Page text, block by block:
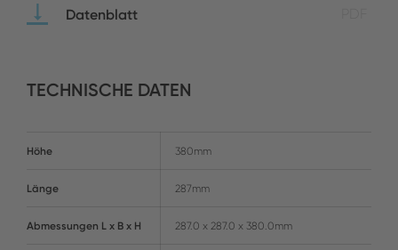
Datenblatt
TECHNISCHE DATEN
Höhe 380mm
Länge 287mm
Abmessungen L x B x H 287.0 x 287.0 x 380.0mm